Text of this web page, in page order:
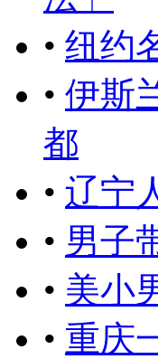
• 纽约
• 伊斯
都
• 辽宁
• 男子
• 美小
• 重庆